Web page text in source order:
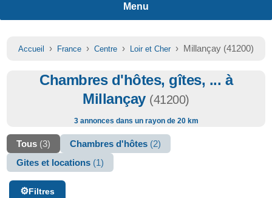
Accueil › France › Centre › Loir et Cher› Millançay (41200)
Chambres d'hôtes, gîtes, ... à
Millançay (41200)
3 annonces dans un rayon de 20 km
Tous (3) Chambres d'hôtes (2)
Gites et locations (1)
Filtres